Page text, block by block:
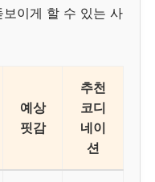
이게 할 수 있는 사
예상
핏감
추천
코디
네이
션